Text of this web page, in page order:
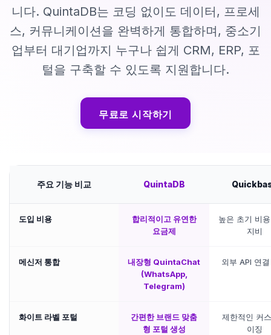
니다. QuintaDB는 코딩 없이도 데이터, 프로세
스, 커뮤니케이션을 완벽하게 통합하며, 중소기
업부터 대기업까지 누구나 쉽게 CRM, ERP, 포
털을 구축할 수 있도록 지원합니다.
무료로 시작하기
주요 기능 비교 QuintaDB
도입 비용
합리적이고 유연한
요금제
높은 초기 비
지비
메신저 통합
내장형 QuintaChat
(WhatsApp,
Telegram)
외부 API 연
화이트 라벨 포털
간편한 브랜드 맞춤
형 포털 생성
제한적인 커
이징